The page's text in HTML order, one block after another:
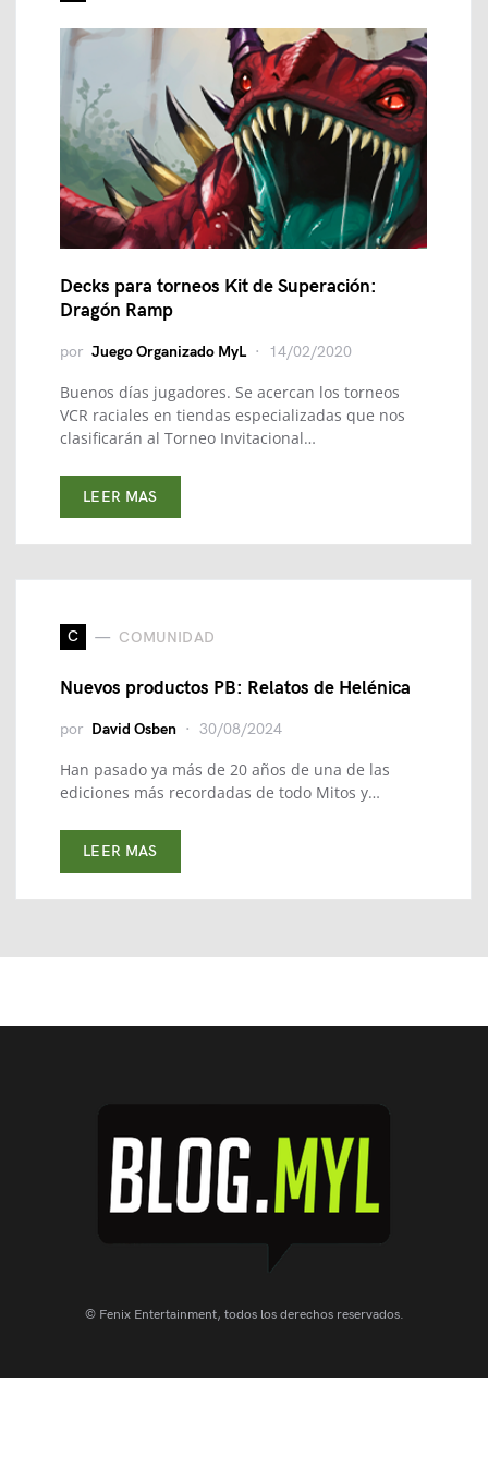
Decks para torneos Kit de Superación:
Dragón Ramp
por Juego Organizado MyL 14/02/2020
Buenos días jugadores. Se acercan los torneos
VCR raciales en tiendas especializadas que nos
clasificarán al Torneo Invitacional…
LEER MAS
C COMUNIDAD
Nuevos productos PB: Relatos de Helénica
por David Osben 30/08/2024
Han pasado ya más de 20 años de una de las
ediciones más recordadas de todo Mitos y…
LEER MAS
© Fenix Entertainment, todos los derechos reservados.